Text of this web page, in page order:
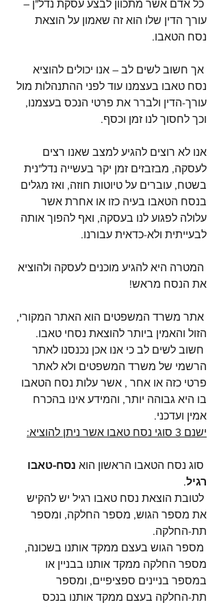
כל אדם אשר מתכוון לבצע עסקת נדל"ן –
עורך הדין שלו הוא זה שאמון על הוצאת
נסח הטאבו.
אך חשוב לשים לב – אנו יכולים להוציא
נסח טאבו בעצמנו עוד לפני ההתנהלות מול
עורך-הדין ולברר את פרטי הנכס בעצמנו,
וכך לחסוך לנו זמן וכסף.
אנו לא רוצים להגיע למצב שאנו רצים
לעסקה, מבזבזים זמן יקר בעשייה נדל"נית
בשטח, עוברים על טיוטות חוזה, ואז מגלים
בנסח הטאבו בעיה כזו או אחרת אשר
עלולה לפגוע לנו בעסקה, ואף להפוך אותה
לבעייתית ולא-כדאית עבורנו.
המטרה היא להגיע מוכנים לעסקה ולהוציא
את הנסח מראש!
אתר משרד המשפטים הוא האתר המקורי,
הזול והאמין ביותר להוצאת נסחי טאבו.
חשוב לשים לב כי אנו אכן נכנסנו לאתר
הרשמי של משרד המשפטים ולא לאתר
פרטי כזה או אחר , אשר עלות נסח הטאבו
בו היא גבוהה יותר, והמידע אינו בהכרח
אמין ועדכני.
ישנם 3 סוגי נסח טאבו אשר ניתן להוציא:
נסח-טאבו
רגיל.
לטובת הוצאת נסח טאבו רגיל יש להקיש
את מספר הגוש, מספר החלקה, ומספר
תת-החלקה.
מספר הגוש בעצם ממקד אותנו בשכונה,
מספר החלקה ממקד אותנו בבניין או
במספר בניינים ספציפיים, ומספר
תת-החלקה בעצם ממקד אותנו בנכס